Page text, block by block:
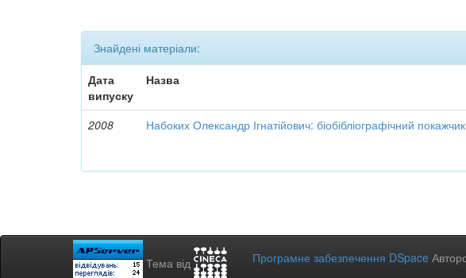
Знайдені матеріали:
Дата
випуску
Назва
2008 Набоких Олександр Ігнатійович: біобібліографічний покажчик
Тема від Програмне забезпечення DSpace